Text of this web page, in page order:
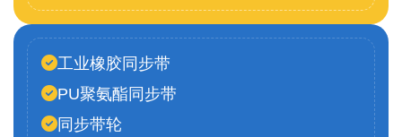
工业橡胶同步带
PU聚氨酯同步带
同步带轮